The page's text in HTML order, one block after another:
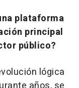
plataforma
principal
público?
lógica